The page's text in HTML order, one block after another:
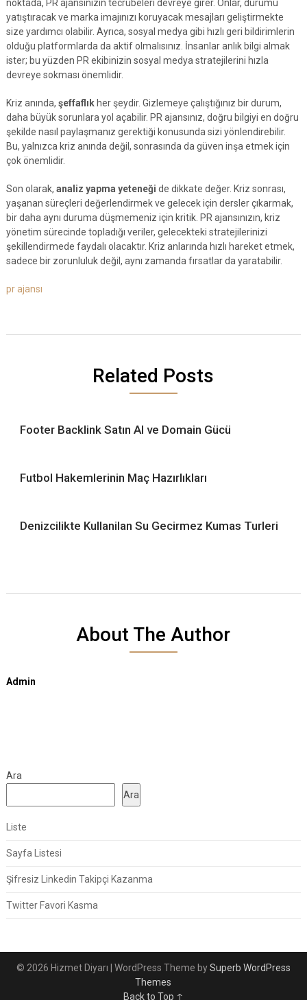
noktada, PR ajansınızın tecrübeleri devreye girer. Onlar, durumu
yatıştıracak ve marka imajınızı koruyacak mesajları geliştirmekte
size yardımcı olabilir. Ayrıca, sosyal medya gibi hızlı geri bildirimlerin
olduğu platformlarda da aktif olmalısınız. İnsanlar anlık bilgi almak
ister; bu yüzden PR ekibinizin sosyal medya stratejilerini hızla
devreye sokması önemlidir.
Kriz anında, şeffaflıkher şeydir. Gizlemeye çalıştığınız bir durum,
daha büyük sorunlara yol açabilir. PR ajansınız, doğru bilgiyi en doğru
şekilde nasıl paylaşmanız gerektiği konusunda sizi yönlendirebilir.
Bu, yalnızca kriz anında değil, sonrasında da güven inşa etmek için
çok önemlidir.
Son olarak, analiz yapma yeteneği de dikkate değer. Kriz sonrası,
yaşanan süreçleri değerlendirmek ve gelecek için dersler çıkarmak,
bir daha aynı duruma düşmemeniz için kritik. PR ajansınızın, kriz
yönetim sürecinde topladığı veriler, gelecekteki stratejilerinizi
şekillendirmede faydalı olacaktır. Kriz anlarında hızlı hareket etmek,
sadece bir zorunluluk değil, aynı zamanda fırsatlar da yaratabilir.
pr ajansı
Related Posts
Footer Backlink Satın Al ve Domain Gücü
Futbol Hakemlerinin Maç Hazırlıkları
Denizcilikte Kullanilan Su Gecirmez Kumas Turleri
About The Author
Admin
Ara
Ara
Liste
Sayfa Listesi
Şifresiz Linkedin Takipçi Kazanma
Twitter Favori Kasma
© 2026 Hizmet Diyarı | WordPress Theme bySuperb WordPress
Themes
Back to Top ↑